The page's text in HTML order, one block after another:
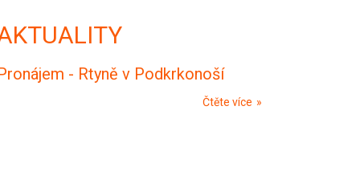
- Rtyně v Podkrkonoší
Čtěte více